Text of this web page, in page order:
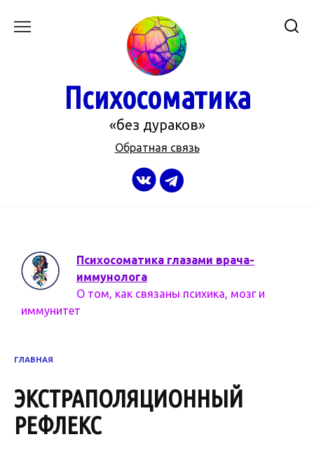
Психосоматика
«без дураков»
Обратная связь
Психосоматика глазами врача-
иммунолога
О том, как связаны психика, мозг и
иммунитет
ГЛАВНАЯ
ЭКСТРАПОЛЯЦИОННЫЙ
РЕФЛЕКС